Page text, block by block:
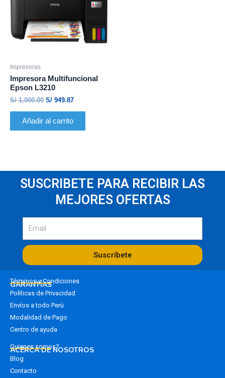
Impresoras
Impresora Multifuncional
Epson L3210
S/1,000.00 S/ 949.87
Añadir al carrito
SUSCRIBETE PARA RECIBIR LAS
MEJORES OFERTAS
Suscríbete
GARANTÍAS
Términos y Condiciones
Políticas de Privacidad
Envíos a todo Perú
Modalidad de Pago
Centro de ayuda
ACERCA DE NOSOTROS
Quienes somos?
Blog
Contacto